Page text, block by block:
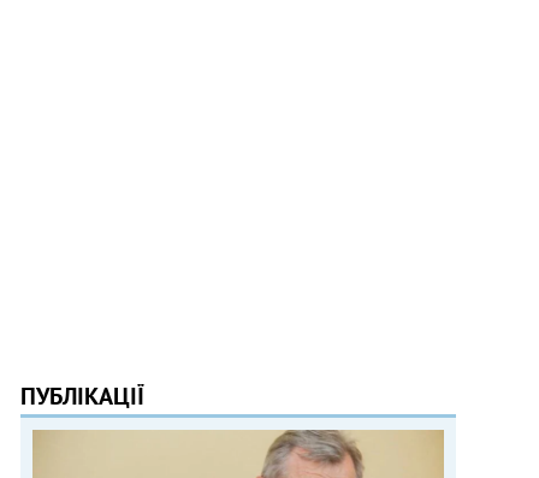
ПУБЛІКАЦІЇ